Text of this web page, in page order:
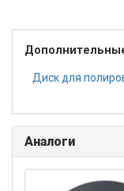
Диск для
Аналоги